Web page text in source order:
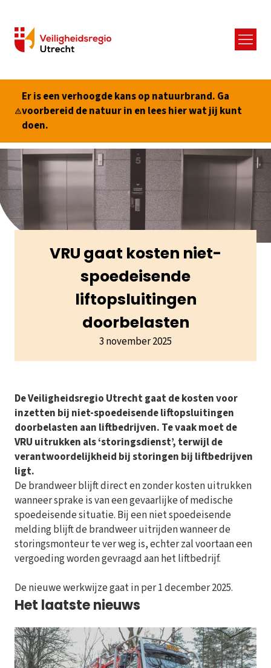
Menu
Er is een verhoogde kans op natuurbrand. Ga
voorbereid de natuur in en lees hier wat jij kunt
doen.
VRU gaat kosten niet-
spoedeisende
liftopsluitingen
doorbelasten
3 november 2025
De Veiligheidsregio Utrecht gaat de kosten voor
inzetten bij niet-spoedeisende liftopsluitingen
doorbelasten aan liftbedrijven. Te vaak moet de
VRU uitrukken als ‘storingsdienst’, terwijl de
verantwoordelijkheid bij storingen bij liftbedrijven
ligt.
De brandweer blijft direct en zonder kosten uitrukken
wanneer sprake is van een gevaarlijke of medische
spoedeisende situatie. Bij een niet spoedeisende
melding blijft de brandweer uitrijden wanneer de
storingsmonteur te ver weg is, echter zal voortaan een
vergoeding worden gevraagd aan het liftbedrijf.
De nieuwe werkwijze gaat in per 1 december 2025.
Het laatste nieuws